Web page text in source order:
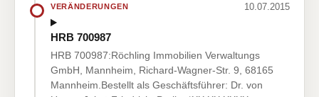
VERÄNDERUNGEN 10.07.2015
HRB 700987
HRB 700987:Röchling Immobilien Verwaltungs
GmbH, Mannheim, Richard-Wagner-Str. 9, 68165
Mannheim.Bestellt als Geschäftsführer: Dr. von